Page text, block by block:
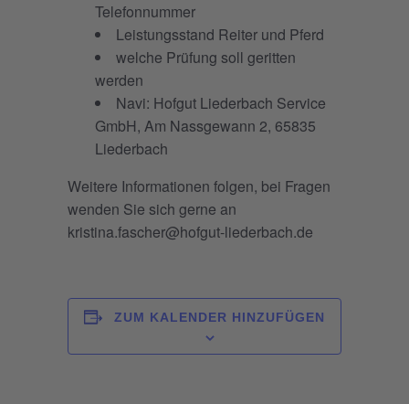
Telefonnummer
Leistungsstand Reiter und Pferd
welche Prüfung soll geritten
werden
Navi: Hofgut Liederbach Service
GmbH, Am Nassgewann 2, 65835
Liederbach
Weitere Informationen folgen, bei Fragen
wenden Sie sich gerne an
kristina.fascher@hofgut-liederbach.de
ZUM KALENDER HINZUFÜGEN